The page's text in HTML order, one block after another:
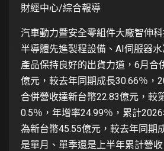
財經中心/綜合報導
汽車動力暨安全零組件大廠智伸
半導體先進製程設備、AI伺服器
產品保持良好的出貨力道，6月合
億元，較去年同期成長30.66％，
合併營收達新台幣22.83億元，較
0.5％，年增率24.99％，累計
為新台幣45.55億元，較去年同期
是單月、單季還是上半年累計營